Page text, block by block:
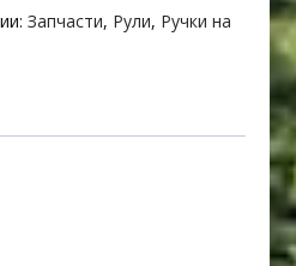
Запчасти, Рули, Ручки на